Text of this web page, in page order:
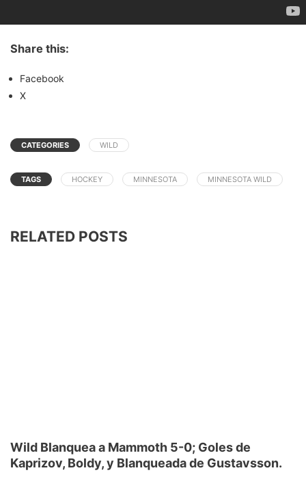
Share this:
Facebook
X
CATEGORIES WILD
TAGS HOCKEY MINNESOTA MINNESOTA WILD
RELATED POSTS
Wild Blanquea a Mammoth 5-0; Goles de
Kaprizov, Boldy, y Blanqueada de Gustavsson.